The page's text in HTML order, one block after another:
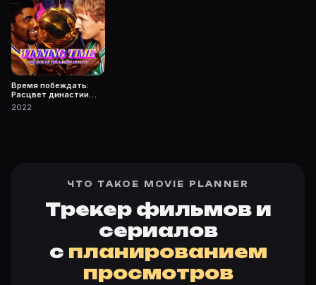
Время побеждать:
Расцвет династии
Лейкерс
2022
ЧТО ТАКОЕ MOVIE PLANNER
Трекер фильмов и
сериалов
с планированием
просмотров